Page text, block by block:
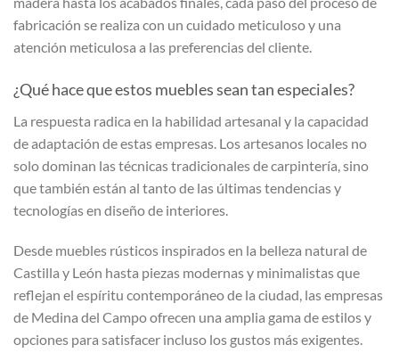
fabricación se realiza con un cuidado meticuloso y una
atención meticulosa a las preferencias del cliente.
¿Qué hace que estos muebles sean tan especiales?
La respuesta radica en la habilidad artesanal y la capacidad
de adaptación de estas empresas. Los artesanos locales no
solo dominan las técnicas tradicionales de carpintería, sino
que también están al tanto de las últimas tendencias y
tecnologías en diseño de interiores.
Desde muebles rústicos inspirados en la belleza natural de
Castilla y León hasta piezas modernas y minimalistas que
reflejan el espíritu contemporáneo de la ciudad, las empresas
de Medina del Campo ofrecen una amplia gama de estilos y
opciones para satisfacer incluso los gustos más exigentes.